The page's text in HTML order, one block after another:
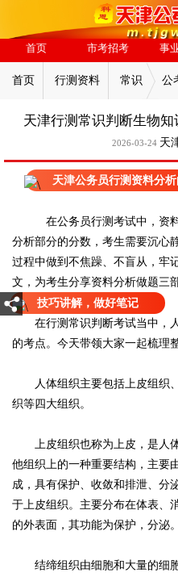
首页 市考招考 事
首页 行测资料 常识 公
天津行测常识判断生物
2026-03-24 天
天津公务员行测资料分
在公务员行测考试中，资
分析部分的分数，考生需要沉心
过程中做到不焦躁、不盲从，牢
文，为考生分享资料分析做题三
技巧讲解，做好笔记
在行测常识判断考试当中，
的考点。今天带领大家一起梳理
人体组织主要包括上皮组织、
织等四大组织。
上皮组织也称为上皮，是人
他组织上的一种重要结构，主要
成，具有保护、收敛和排泄、分
于上皮组织。主要分布在体表、
的外表面，其功能为保护，分泌。
结缔组织由细胞和大量的细